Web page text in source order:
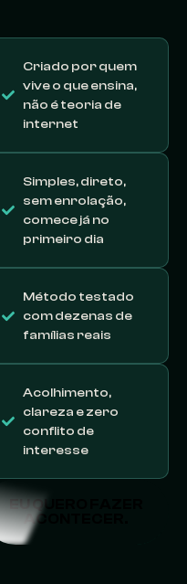
Criado por quem
vive o que ensina,
não é teoria de
internet
Simples, direto,
sem enrolação,
comece já no
primeiro dia
Método testado
com dezenas de
famílias reais
Acolhimento,
clareza e zero
conflito de
interesse
EU QUERO FAZER
ACONTECER.